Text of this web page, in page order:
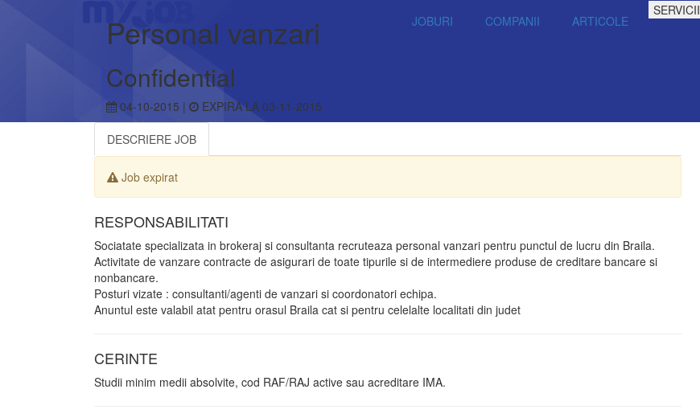
JOBURI COMPANII ARTICOLE
SERVICII
Personal vanzari
Confidential
04-10-2015 | EXPIRA LA 03-11-2015
DESCRIERE JOB
Job expirat
RESPONSABILITATI
Sociatate specializata in brokeraj si consultanta recruteaza personal vanzari pentru punctul de lucru din Braila.
Activitate de vanzare contracte de asigurari de toate tipurile si de intermediere produse de creditare bancare si
nonbancare.
Posturi vizate : consultanti/agenti de vanzari si coordonatori echipa.
Anuntul este valabil atat pentru orasul Braila cat si pentru celelalte localitati din judet
CERINTE
Studii minim medii absolvite, cod RAF/RAJ active sau acreditare IMA.